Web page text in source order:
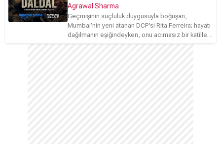
Agrawal Sharma
Geçmişinin suçluluk duygusuyla boğuşan,
Mumbai’nin yeni atanan DCP’si Rita Ferreira; hayatı
dağılmanın eşiğindeyken, onu acımasız bir katille
yüz yüze getirecek bir soruşturmaya atılmak